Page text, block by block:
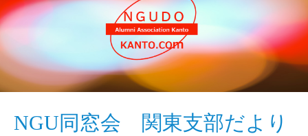
NGU同窓会 関東支部だより